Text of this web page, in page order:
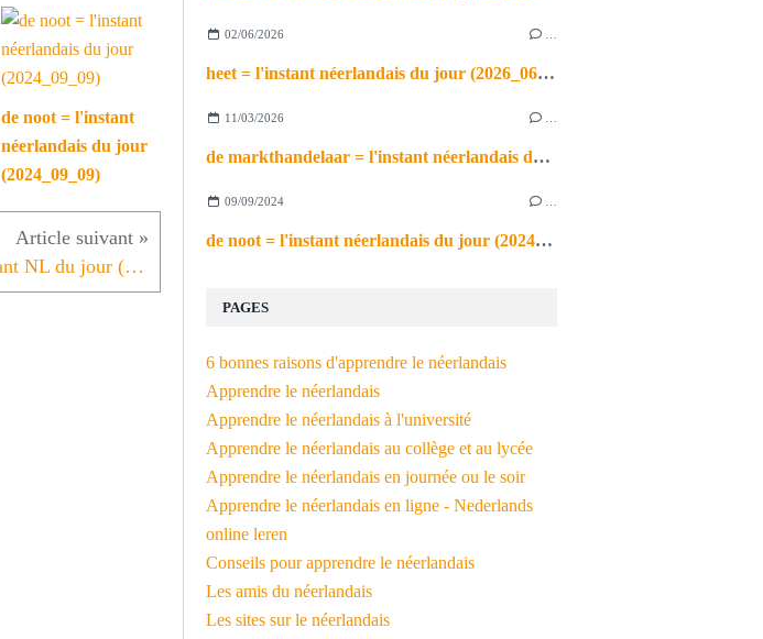
de noot = l'instant
néerlandais du jour
(2024_09_09)
Rutte stopt = l'instant NL du jour (2023_09_11)
02/06/2026
heet = l'instant néerlandais du jour (2026_06_02)
11/03/2026
de markthandelaar = l'instant néerlandais du jour (2026_03_11)
09/09/2024
de noot = l'instant néerlandais du jour (2024_09_09)
PAGES
6 bonnes raisons d'apprendre le néerlandais
Apprendre le néerlandais
Apprendre le néerlandais à l'université
Apprendre le néerlandais au collège et au lycée
Apprendre le néerlandais en journée ou le soir
Apprendre le néerlandais en ligne - Nederlands
online leren
Conseils pour apprendre le néerlandais
Les amis du néerlandais
Les sites sur le néerlandais